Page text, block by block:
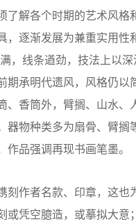
解各个时期的艺术风格
，逐渐发展为兼重实用
，线条遒劲，技法上以
期承明代遗风，风格仍
、香筒外，臂搁、山水
器物种类多为扇骨、臂
品强调再现书画笔墨。
作者名款、印章，这也
凭空臆造，或摹拟大意